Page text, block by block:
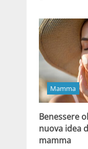
Mamma
Benessere
nuova idea
mamma